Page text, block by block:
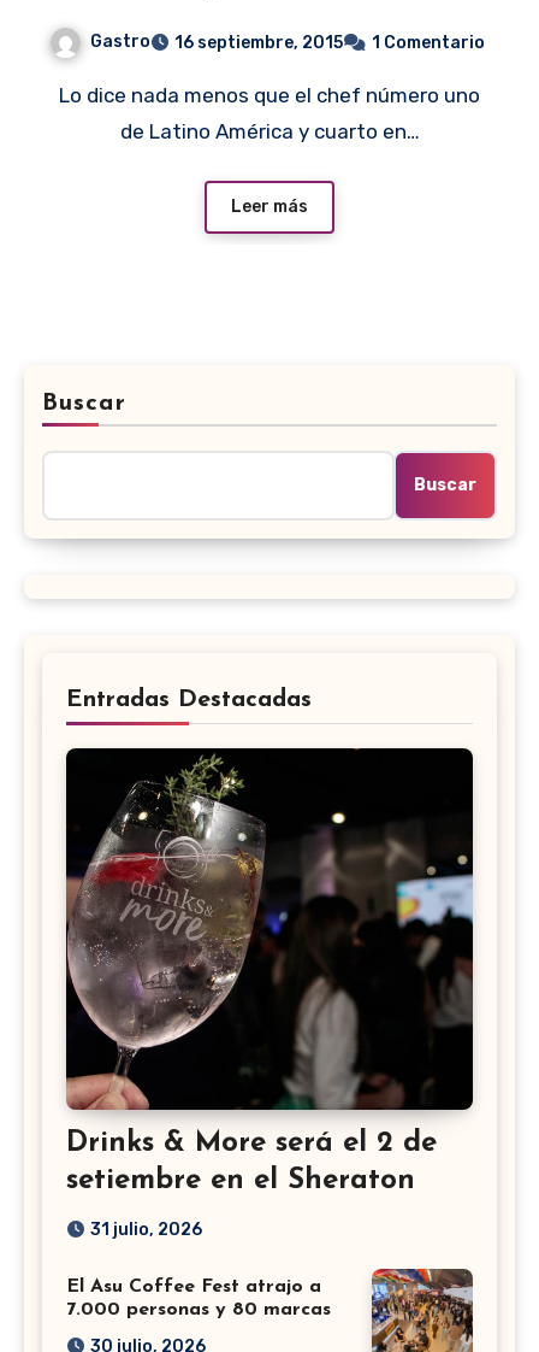
Gastro 16 septiembre, 2015 1 Comentario
Lo dice nada menos que el chef número uno
de Latino América y cuarto en…
Leer más
Buscar
Buscar
Entradas Destacadas
Drinks & More será el 2 de
setiembre en el Sheraton
31 julio, 2026
El Asu Coffee Fest atrajo a
7.000 personas y 80 marcas
30 julio, 2026